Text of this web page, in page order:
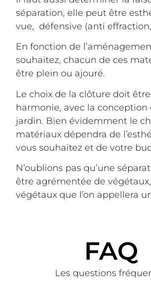
séparation, elle peut être
vue, défensive (anti
En fonction de
souhaitez, chacun de ces
être plein ou ajouré.
Le choix de la clôture doit
harmonie, avec la conception
jardin. Bien évidemment le
matériaux dépendra de
vous souhaitez et de votre
N’oublions pas qu’une
être agrémentée de
végétaux que l’on appellera
FAQ
Les questions